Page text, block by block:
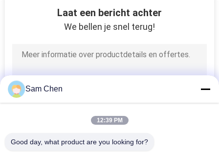
rj45 vrouwelijke
schakelaar
Laat een bericht achter
We bellen je snel terug!
Sam Chen
12:39 PM
Good day, what product are you looking for?